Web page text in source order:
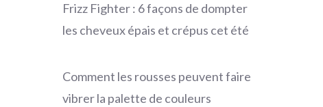
Frizz Fighter : 6 façons de dompter
les cheveux épais et crépus cet été
Comment les rousses peuvent faire
vibrer la palette de couleurs